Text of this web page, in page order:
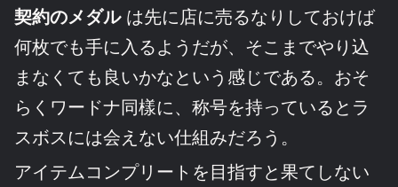
契約のメダルは先に店に売るなりしておけば
何枚でも手に入るようだが、そこまでやり込
まなくても良いかなという感じである。おそ
らくワードナ同樣に、称号を持っているとラ
スボスには会えない仕組みだろう。
アイテムコンプリートを目指すと果てしない